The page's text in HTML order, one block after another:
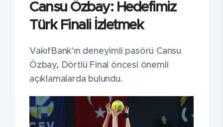
Cansu Özbay: Hedefimiz
Türk Finali İzletmek
VakıfBank'ın deneyimli pasörü Cansu
Özbay, Dörtlü Final öncesi önemli
açıklamalarda bulundu.